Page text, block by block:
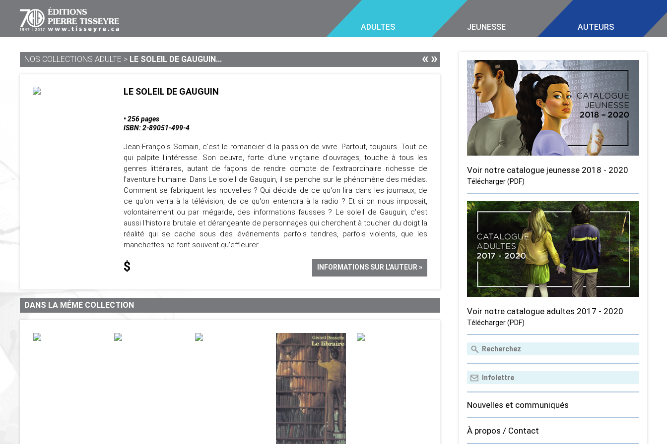
ADULTES JEUNESSE AUTEURS
NOS COLLECTIONS ADULTE > LE SOLEIL DE GAUGUIN... «»
LE SOLEIL DE GAUGUIN
• 256 pages
ISBN: 2-89051-499-4
Jean-François Somain, c'est le romancier d la passion de vivre. Partout, toujours. Tout ce
qui palpite l'intéresse. Son oeuvre, forte d'une vingtaine d'ouvrages, touche à tous les
genres littéraires, autant de façons de rendre compte de l'extraordinaire richesse de
l'aventure humaine. Dans Le soleil de Gauguin, il se penche sur le phénomène des médias.
Comment se fabriquent les nouvelles ? Qui décide de ce qu'on lira dans les journaux, de
ce qu'on verra à la télévision, de ce qu'on entendra à la radio ? Et si on nous imposait,
volontairement ou par mégarde, des informations fausses ? Le soleil de Gauguin, c'est
aussi l'histoire brutale et dérangeante de personnages qui cherchent à toucher du doigt la
réalité qui se cache sous des événements parfois tendres, parfois violents, que les
manchettes ne font souvent qu'effleurer.
$ INFORMATIONS SUR L'AUTEUR »
DANS LA MÊME COLLECTION
Voir notre catalogue jeunesse 2018 - 2020
Télécharger (PDF)
Voir notre catalogue adultes 2017 - 2020
Télécharger (PDF)
Nouvelles et communiqués
À propos / Contact